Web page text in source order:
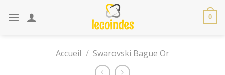
0
Accueil / Swarovski Bague Or